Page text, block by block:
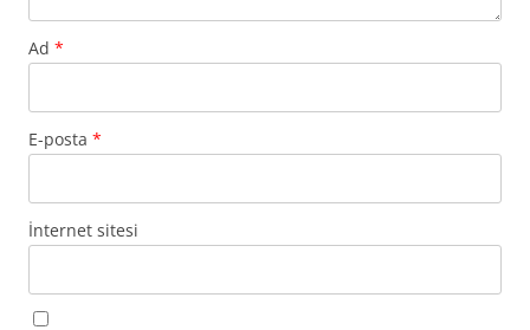
Ad *
E-posta *
İnternet sitesi